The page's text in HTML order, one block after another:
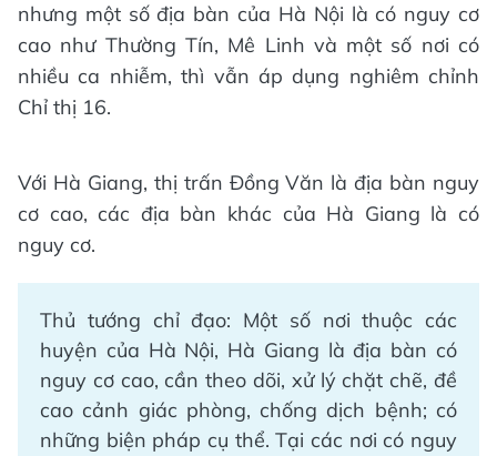
nhưng một số địa bàn của Hà Nội là có nguy cơ
cao như Thường Tín, Mê Linh và một số nơi có
nhiều ca nhiễm, thì vẫn áp dụng nghiêm chỉnh
Chỉ thị 16.
Với Hà Giang, thị trấn Đồng Văn là địa bàn nguy
cơ cao, các địa bàn khác của Hà Giang là có
nguy cơ.
Thủ tướng chỉ đạo: Một số nơi thuộc các
huyện của Hà Nội, Hà Giang là địa bàn có
nguy cơ cao, cần theo dõi, xử lý chặt chẽ, đề
cao cảnh giác phòng, chống dịch bệnh; có
những biện pháp cụ thể. Tại các nơi có nguy